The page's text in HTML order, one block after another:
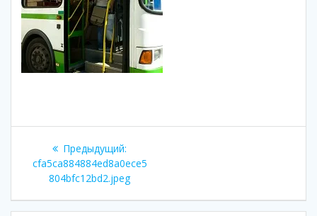
Навигация
по
записям
Предыдущий:
запись:
cfa5ca884884ed8a0ece5
804bfc12bd2.jpeg